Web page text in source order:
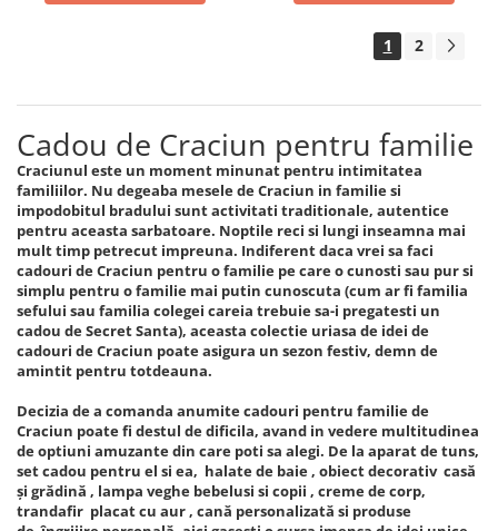
1 2
Cadou de Craciun pentru familie
Craciunul este un moment minunat pentru intimitatea
familiilor. Nu degeaba mesele de Craciun in familie si
impodobitul bradului sunt activitati traditionale, autentice
pentru aceasta sarbatoare. Noptile reci si lungi inseamna mai
mult timp petrecut impreuna. Indiferent daca vrei sa faci
cadouri de Craciun pentru o familie pe care o cunosti sau pur si
simplu pentru o familie mai putin cunoscuta (cum ar fi familia
sefului sau familia colegei careia trebuie sa-i pregatesti un
cadou de Secret Santa), aceasta colectie uriasa de idei de
cadouri de Craciun poate asigura un sezon festiv, demn de
amintit pentru totdeauna.
Decizia de a comanda anumite cadouri pentru familie de
Craciun poate fi destul de dificila, avand in vedere multitudinea
de optiuni amuzante din care poti sa alegi. De la aparat de tuns,
set cadou pentru el si ea, halate de baie , obiect decorativ casă
și grădină , lampa veghe bebelusi si copii , creme de corp,
trandafir placat cu aur , cană personalizată si produse